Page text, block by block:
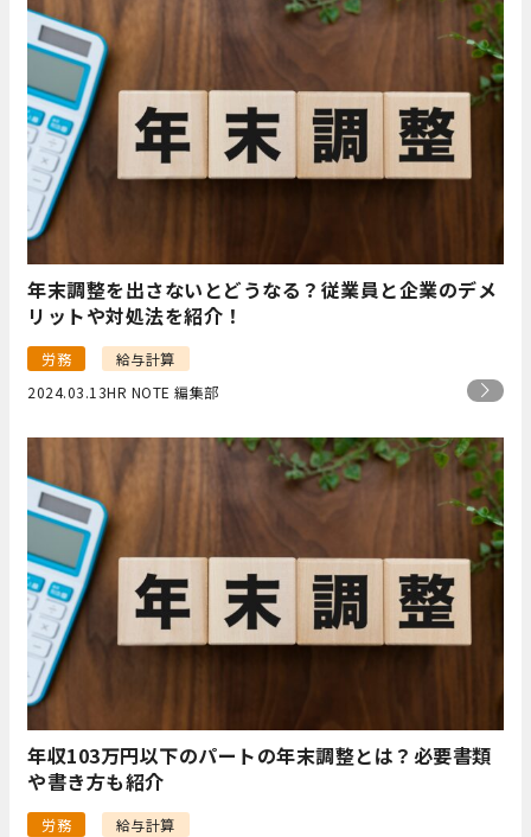
年末調整を出さないとどうなる？従業員と企業のデメ
リットや対処法を紹介！
労務
給与計算
2024.03.13HR NOTE 編集部
年収103万円以下のパートの年末調整とは？必要書類
や書き方も紹介
労務
給与計算